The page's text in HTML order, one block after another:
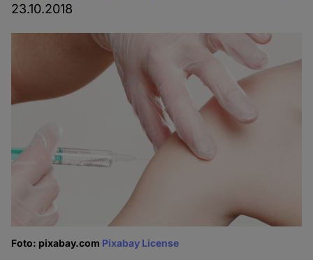
23.10.2018
Foto: pixabay.com Pixabay License